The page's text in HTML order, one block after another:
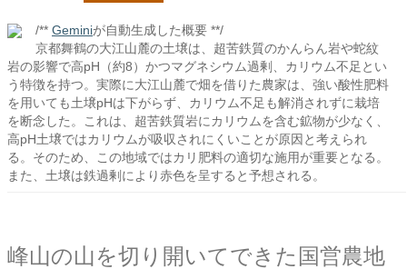
/** Geminiが自動生成した概要 **/
京都舞鶴の大江山麓の土壌は、超苦鉄質のかんらん岩や蛇紋
岩の影響で高pH（約8）かつマグネシウム過剰、カリウム不足とい
う特徴を持つ。実際に大江山麓で畑を借りた農家は、強い酸性肥料
を用いても土壌pHは下がらず、カリウム不足も解消されずに栽培
を断念した。これは、超苦鉄質岩にカリウムを含む鉱物が少なく、
高pH土壌ではカリウムが吸収されにくいことが原因と考えられ
る。そのため、この地域ではカリ肥料の適切な施用が重要となる。
また、土壌は鉄過剰により赤色を呈すると予想される。
峰山の山を切り開いてできた国営農地